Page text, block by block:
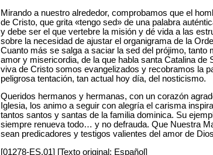
Mirando a nuestro alrededor, comprobamos que el
de Cristo, que grita «tengo sed» de una palabra
y debe ser el que vertebre la misión y dé vida a las
sobre la necesidad de ajustar el organigrama de la
Cuanto más se salga a saciar la sed del prójimo,
amor y misericordia, de la que habla santa Catalina
viva de Cristo somos evangelizados y recobramos la
peligrosa tentación, tan actual hoy día, del nosticismo.
Queridos hermanos y hermanas, con un corazón
Iglesia, los animo a seguir con alegría el carisma
tantos santos y santas de la familia dominica. Su
siempre renueva todo… y no defrauda. Que Nuestra
sean predicadores y testigos valientes del amor de
[01278-ES.01] [Texto original: Español]